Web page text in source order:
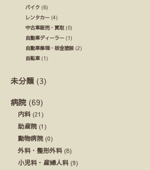
バイク (6)
レンタカー (4)
中古車販売・買取 (0)
自動車ディーラー (1)
自動車修理・板金塗装 (2)
自転車(1)
未分類 (3)
病院 (69)
内科 (21)
助産院 (1)
動物病院 (0)
外科・整形外科 (8)
小児科・産婦人科 (9)